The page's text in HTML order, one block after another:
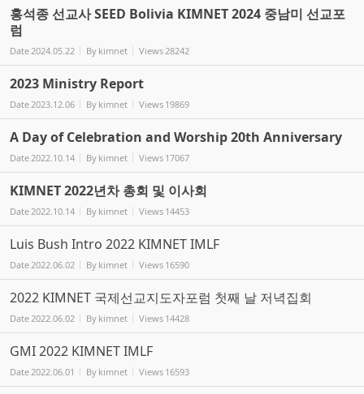
홍석종 선교사 SEED Bolivia KIMNET 2024 중남미 선교포
럼
Date 2024.05.22 By kimnet Views 28242
2023 Ministry Report
Date 2023.12.06 By kimnet Views 19869
A Day of Celebration and Worship 20th Anniversary
Date 2022.10.14 By kimnet Views 17067
KIMNET 2022년차 총회 및 이사회
Date 2022.10.14 By kimnet Views 14453
Luis Bush Intro 2022 KIMNET IMLF
Date 2022.06.02 By kimnet Views 16590
2022 KIMNET 국제선교지도자포럼 첫째 날 저녁집회
Date 2022.06.02 By kimnet Views 14428
GMI 2022 KIMNET IMLF
Date 2022.06.01 By kimnet Views 16593